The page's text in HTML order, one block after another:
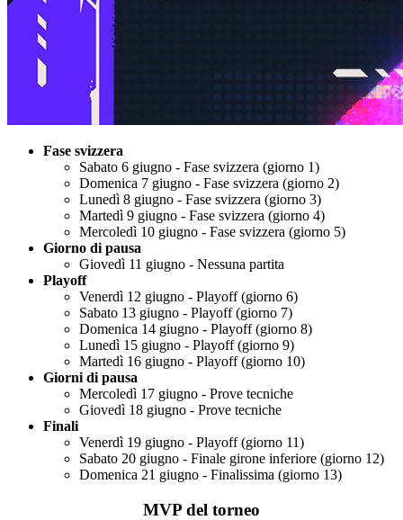
Fase svizzera
Sabato 6 giugno - Fase svizzera (giorno 1)
Domenica 7 giugno - Fase svizzera (giorno 2)
Lunedì 8 giugno - Fase svizzera (giorno 3)
Martedì 9 giugno - Fase svizzera (giorno 4)
Mercoledì 10 giugno - Fase svizzera (giorno 5)
Giorno di pausa
Giovedì 11 giugno - Nessuna partita
Playoff
Venerdì 12 giugno - Playoff (giorno 6)
Sabato 13 giugno - Playoff (giorno 7)
Domenica 14 giugno - Playoff (giorno 8)
Lunedì 15 giugno - Playoff (giorno 9)
Martedì 16 giugno - Playoff (giorno 10)
Giorni di pausa
Mercoledì 17 giugno - Prove tecniche
Giovedì 18 giugno - Prove tecniche
Finali
Venerdì 19 giugno - Playoff (giorno 11)
Sabato 20 giugno - Finale girone inferiore (giorno 12)
Domenica 21 giugno - Finalissima (giorno 13)
MVP del torneo